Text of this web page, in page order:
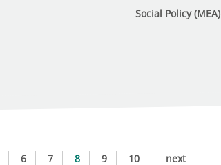
Social Policy (MEA)
6 7 8 9 10 next